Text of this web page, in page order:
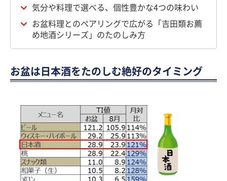
気分や料理で選べる、個性豊かな4つの味わい
お盆料理とのペアリングで広がる「吉田類お薦
め地酒シリーズ」のたのしみ方
お盆は日本酒をたのしむ絶好のタイミング